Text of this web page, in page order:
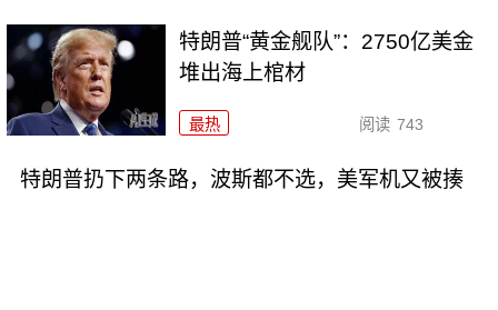
特朗普“黄金舰队”：2750亿美金
堆出海上棺材
最热 阅读 743
特朗普扔下两条路，波斯都不选，美军机又被揍